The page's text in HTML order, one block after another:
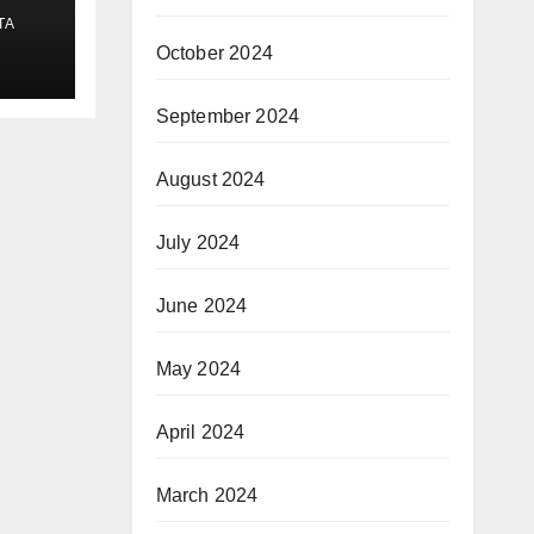
October 2024
September 2024
August 2024
July 2024
June 2024
May 2024
April 2024
March 2024